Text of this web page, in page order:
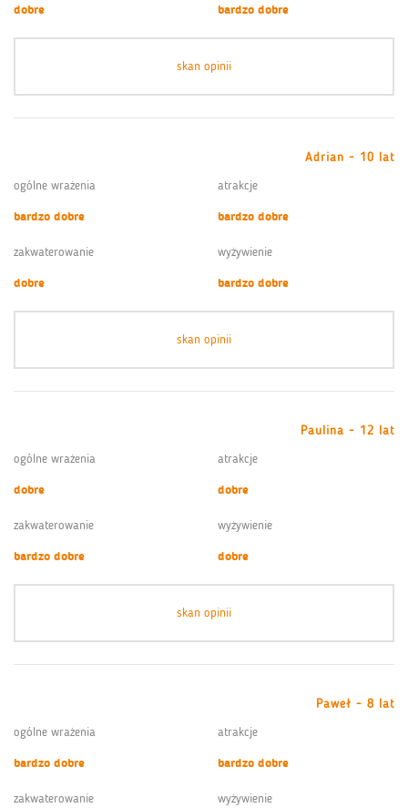
dobre
bardzo dobre
skan opinii
Adrian - 10 lat
ogólne wrażenia
bardzo dobre
atrakcje
bardzo dobre
zakwaterowanie
dobre
wyżywienie
bardzo dobre
skan opinii
Paulina - 12 lat
ogólne wrażenia
dobre
atrakcje
dobre
zakwaterowanie
bardzo dobre
wyżywienie
dobre
skan opinii
Paweł - 8 lat
ogólne wrażenia
bardzo dobre
atrakcje
bardzo dobre
zakwaterowanie wyżywienie